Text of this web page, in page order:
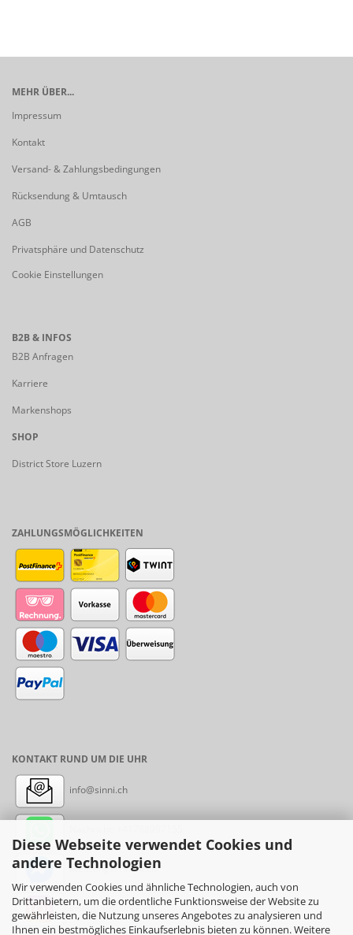
Diese Webseite verwendet Cookies und
andere Technologien
Wir verwenden Cookies und ähnliche Technologien, auch von
Drittanbietern, um die ordentliche Funktionsweise der Website zu
gewährleisten, die Nutzung unseres Angebotes zu analysieren und
Ihnen ein bestmögliches Einkaufserlebnis bieten zu können. Weitere
MEHR ÜBER...
Impressum
Kontakt
Versand- & Zahlungsbedingungen
Rücksendung & Umtausch
AGB
Privatsphäre und Datenschutz
Cookie Einstellungen
B2B & INFOS
B2B Anfragen
Karriere
Markenshops
SHOP
District Store Luzern
ZAHLUNGSMÖGLICHKEITEN
KONTAKT RUND UM DIE UHR
info@sinni.ch
Messenger: sinni.ch
Instagram: sinni_ch